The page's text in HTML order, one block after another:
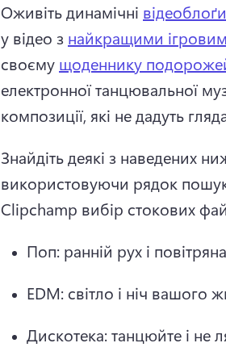
Оживіть динамічні відеоблоґи
у відео з найкращими
своєму щоденнику
електронної танцювальної
композиції, які не дадуть
Знайдіть деякі з наведених
використовуючи рядок
Clipchamp вибір стокових
Поп: ранній рух і
EDM: світло і ніч вашого
Дискотека: танцюйте і не